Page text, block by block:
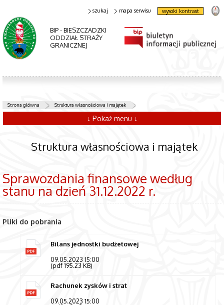
BIP - BIESZCZADZKI
ODDZIAŁ STRAŻY
GRANICZNEJ
szukaj mapa serwisu wysoki kontrast
Strona główna Struktura własnościowa i majątek
↓ Pokaż menu ↓
Struktura własnościowa i majątek
Sprawozdania finansowe według
stanu na dzień 31.12.2022 r.
Pliki do pobrania
Bilans jednostki budżetowej
09.05.2023 15:00
(pdf 195.23 KB)
Rachunek zysków i strat
09.05.2023 15:00